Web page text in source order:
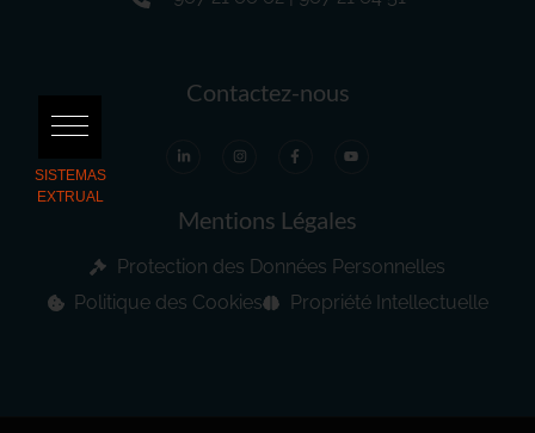
Contactez-nous
Mentions Légales
Protection des Données Personnelles
Politique des Cookies
Propriété Intellectuelle